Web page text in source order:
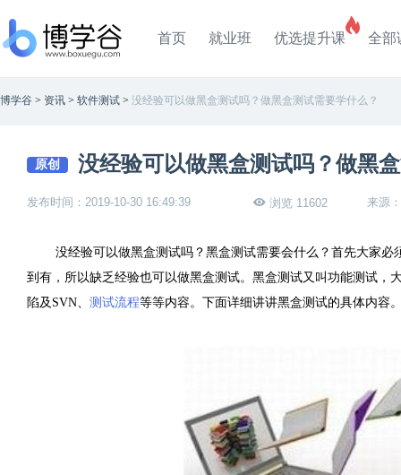
首页 就业班 优选提升课 全部
博学谷 > 资讯 > 软件测试 > 没经验可以做黑盒测试吗？做黑盒测试需要学什么？
原创 没经验可以做黑盒测试吗？做黑
发布时间：2019-10-30 16:49:39 浏览 11602 来源
没经验可以做黑盒测试吗？黑盒测试需要会什么？首先大家
到有，所以缺乏经验也可以做黑盒测试。黑盒测试又叫功能测试，
陷及SVN、 测试流程等等内容。下面详细讲讲黑盒测试的具体内容